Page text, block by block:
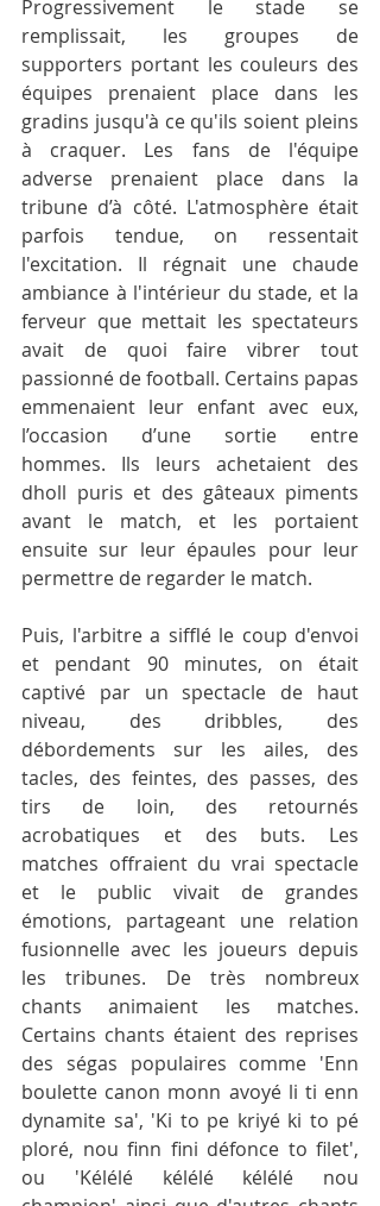
Progressivement le stade se
remplissait, les groupes de
supporters portant les couleurs des
équipes prenaient place dans les
gradins jusqu'à ce qu'ils soient pleins
à craquer. Les fans de l'équipe
adverse prenaient place dans la
tribune d’à côté. L'atmosphère était
parfois tendue, on ressentait
l'excitation. Il régnait une chaude
ambiance à l'intérieur du stade, et la
ferveur que mettait les spectateurs
avait de quoi faire vibrer tout
passionné de football. Certains papas
emmenaient leur enfant avec eux,
l’occasion d’une sortie entre
hommes. Ils leurs achetaient des
dholl puris et des gâteaux piments
avant le match, et les portaient
ensuite sur leur épaules pour leur
permettre de regarder le match.
Puis, l'arbitre a sifflé le coup d'envoi
et pendant 90 minutes, on était
captivé par un spectacle de haut
niveau, des dribbles, des
débordements sur les ailes, des
tacles, des feintes, des passes, des
tirs de loin, des retournés
acrobatiques et des buts. Les
matches offraient du vrai spectacle
et le public vivait de grandes
émotions, partageant une relation
fusionnelle avec les joueurs depuis
les tribunes. De très nombreux
chants animaient les matches.
Certains chants étaient des reprises
des ségas populaires comme 'Enn
boulette canon monn avoyé li ti enn
dynamite sa', 'Ki to pe kriyé ki to pé
ploré, nou finn fini défonce to filet',
ou 'Kélélé kélélé kélélé nou